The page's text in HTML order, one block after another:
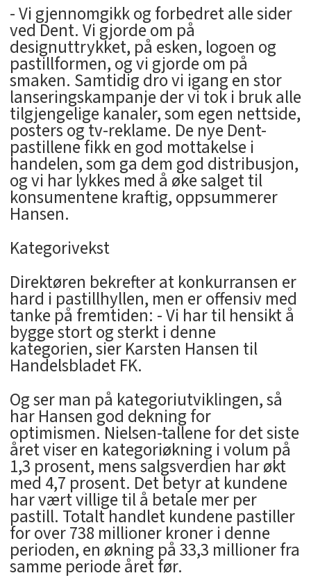
- Vi gjennomgikk og forbedret alle sider
ved Dent. Vi gjorde om på
designuttrykket, på esken, logoen og
pastillformen, og vi gjorde om på
smaken. Samtidig dro vi igang en stor
lanseringskampanje der vi tok i bruk alle
tilgjengelige kanaler, som egen nettside,
posters og tv-reklame. De nye Dent-
pastillene fikk en god mottakelse i
handelen, som ga dem god distribusjon,
og vi har lykkes med å øke salget til
konsumentene kraftig, oppsummerer
Hansen.
Kategorivekst
Direktøren bekrefter at konkurransen er
hard i pastillhyllen, men er offensiv med
tanke på fremtiden: - Vi har til hensikt å
bygge stort og sterkt i denne
kategorien, sier Karsten Hansen til
Handelsbladet FK.
Og ser man på kategoriutviklingen, så
har Hansen god dekning for
optimismen. Nielsen-tallene for det siste
året viser en kategoriøkning i volum på
1,3 prosent, mens salgsverdien har økt
med 4,7 prosent. Det betyr at kundene
har vært villige til å betale mer per
pastill. Totalt handlet kundene pastiller
for over 738 millioner kroner i denne
perioden, en økning på 33,3 millioner fra
samme periode året før.